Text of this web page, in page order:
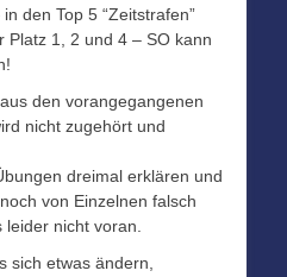
den Top 5 “Zeitstrafen”
Platz 1, 2 und 4 – SO kann
den vorangegangenen
nicht zugehört und
dreimal erklären und
von Einzelnen falsch
nicht voran.
sich etwas ändern,